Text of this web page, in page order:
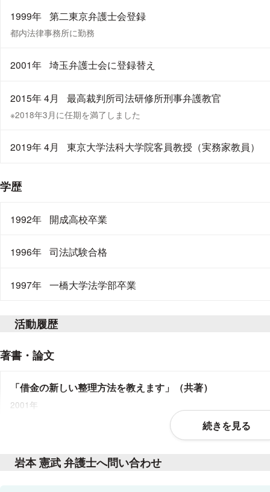
1999年 第二東京弁護士会登録
都内法律事務所に勤務
2001年 埼玉弁護士会に登録替え
2015年 4月 最高裁判所司法研修所刑事弁護教官
※2018年3月に任期を満了しました
2019年 4月 東京大学法科大学院客員教授（実務家教員）
学歴
1992年 開成高校卒業
1996年 司法試験合格
1997年 一橋大学法学部卒業
活動履歴
著書・論文
「借金の新しい整理方法を教えます」（共著）
2001年
「連続通り魔事件について裁判員裁判で55条移送決定を得た
（掲載誌）季刊刑事弁護77号
2014年
続きを見る
岩本 憲武 弁護士へ問い合わせ